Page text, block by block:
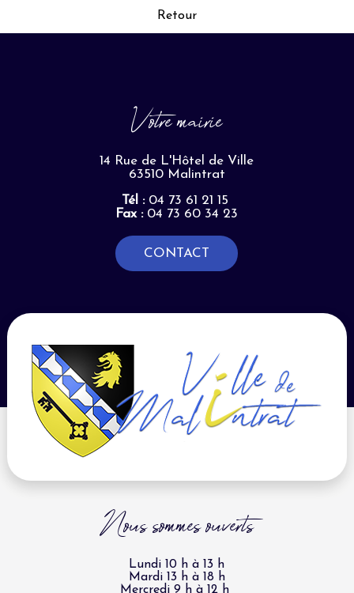
Retour
Votre mairie
14 Rue de L'Hôtel de Ville
63510 Malintrat
Tél :04 73 61 21 15
Fax :04 73 60 34 23
CONTACT
Nous sommes ouverts
Lundi 10 h à 13 h
Mardi 13 h à 18 h
Mercredi 9 h à 12 h